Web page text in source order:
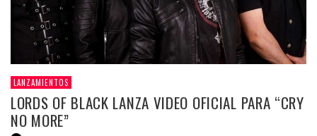
LANZAMIENTOS
LORDS OF BLACK LANZA VIDEO OFICIAL PARA “CRY
NO MORE”